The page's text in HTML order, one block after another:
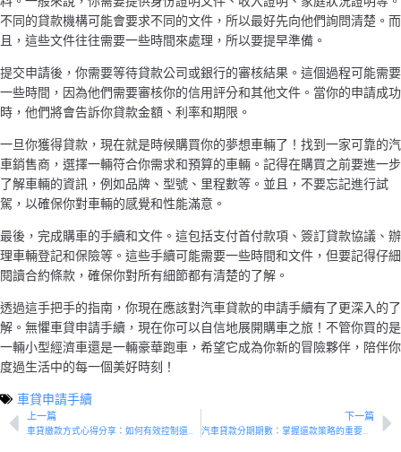
不同的貸款機構可能會要求不同的文件，所以最好先向他們詢問清楚。而
且，這些文件往往需要一些時間來處理，所以要提早準備。
提交申請後，你需要等待貸款公司或銀行的審核結果。這個過程可能需要
一些時間，因為他們需要審核你的信用評分和其他文件。當你的申請成功
時，他們將會告訴你貸款金額、利率和期限。
一旦你獲得貸款，現在就是時候購買你的夢想車輛了！找到一家可靠的汽
車銷售商，選擇一輛符合你需求和預算的車輛。記得在購買之前要進一步
了解車輛的資訊，例如品牌、型號、里程數等。並且，不要忘記進行試
駕，以確保你對車輛的感覺和性能滿意。
最後，完成購車的手續和文件。這包括支付首付款項、簽訂貸款協議、辦
理車輛登記和保險等。這些手續可能需要一些時間和文件，但要記得仔細
閱讀合約條款，確保你對所有細節都有清楚的了解。
透過這手把手的指南，你現在應該對汽車貸款的申請手續有了更深入的了
解。無懼車貸申請手續，現在你可以自信地展開購車之旅！不管你買的是
一輛小型經濟車還是一輛豪華跑車，希望它成為你新的冒險夥伴，陪伴你
度過生活中的每一個美好時刻！
車貸申請手續
上一篇 下一篇
汽車貸款分期期數：掌握還款策略的重要秘訣